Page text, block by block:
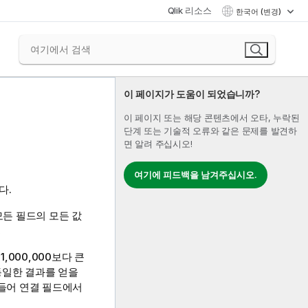
Qlik 리소스 한국어 (변경)
이 페이지가 도움이 되었습니까?
이 페이지 또는 해당 콘텐츠에서 오타, 누락된
단계 또는 기술적 오류와 같은 문제를 발견하
면 알려 주십시오!
여기에 피드백을 남겨주십시오.
.
필드의 모든 값
1,000,000보다 큰
한 결과를 얻을
어 연결 필드에서